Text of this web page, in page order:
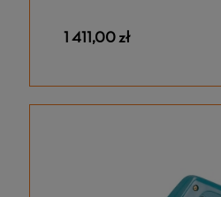
1 411,00 zł